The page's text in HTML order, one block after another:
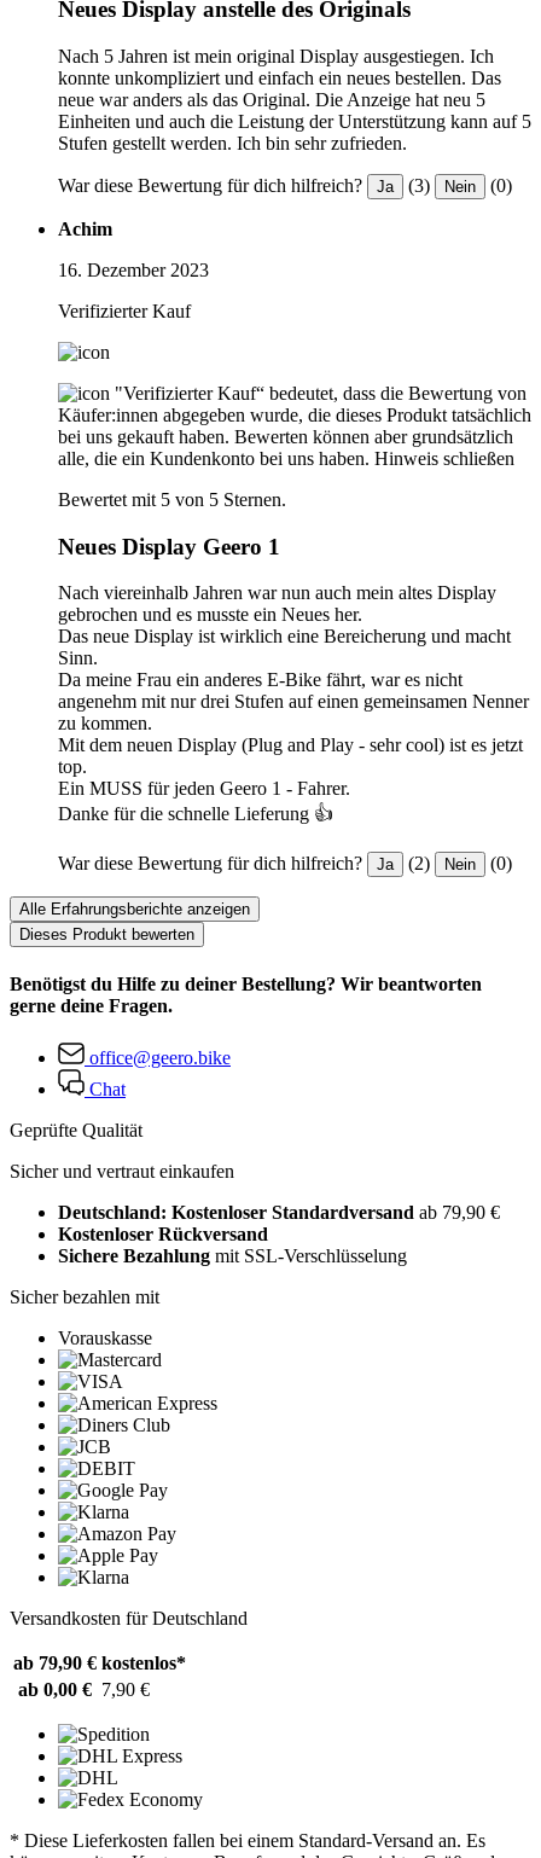
Neues Display anstelle des Originals
Nach 5 Jahren ist mein original Display ausgestiegen. Ich
konnte unkompliziert und einfach ein neues bestellen. Das
neue war anders als das Original. Die Anzeige hat neu 5
Einheiten und auch die Leistung der Unterstützung kann auf 5
Stufen gestellt werden. Ich bin sehr zufrieden.
War diese Bewertung für dich hilfreich? Ja (3) Nein (0)
Achim
16. Dezember 2023
Verifizierter Kauf
"Verifizierter Kauf“ bedeutet, dass die Bewertung von
Käufer:innen abgegeben wurde, die dieses Produkt tatsächlich
bei uns gekauft haben. Bewerten können aber grundsätzlich
alle, die ein Kundenkonto bei uns haben. Hinweis schließen
Bewertet mit 5 von 5 Sternen.
Neues Display Geero 1
Nach viereinhalb Jahren war nun auch mein altes Display
gebrochen und es musste ein Neues her.
Das neue Display ist wirklich eine Bereicherung und macht
Sinn.
Da meine Frau ein anderes E-Bike fährt, war es nicht
angenehm mit nur drei Stufen auf einen gemeinsamen Nenner
zu kommen.
Mit dem neuen Display (Plug and Play - sehr cool) ist es jetzt
top.
Ein MUSS für jeden Geero 1 - Fahrer.
Danke für die schnelle Lieferung 👍
War diese Bewertung für dich hilfreich? Ja (2) Nein (0)
Alle Erfahrungsberichte anzeigen
Dieses Produkt bewerten
Benötigst du Hilfe zu deiner Bestellung? Wir beantworten
gerne deine Fragen.
office@geero.bike
Chat
Geprüfte Qualität
Sicher und vertraut einkaufen
Deutschland: Kostenloser Standardversand ab 79,90 €
Kostenloser Rückversand
Sichere Bezahlung mit SSL-Verschlüsselung
Sicher bezahlen mit
Vorauskasse
Versandkosten für Deutschland
ab 79,90 € kostenlos*
ab 0,00 € 7,90 €
* Diese Lieferkosten fallen bei einem Standard-Versand an. Es